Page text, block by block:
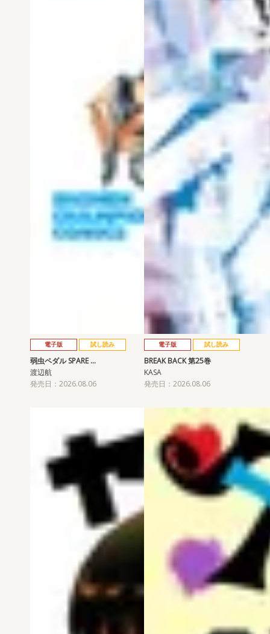
電子版 試し読み
弱虫ペダル SPARE …
渡辺航
発売日：2026.08.06
電子版 試し読み
BREAK BACK 第25巻
KASA
発売日：2026.08.06